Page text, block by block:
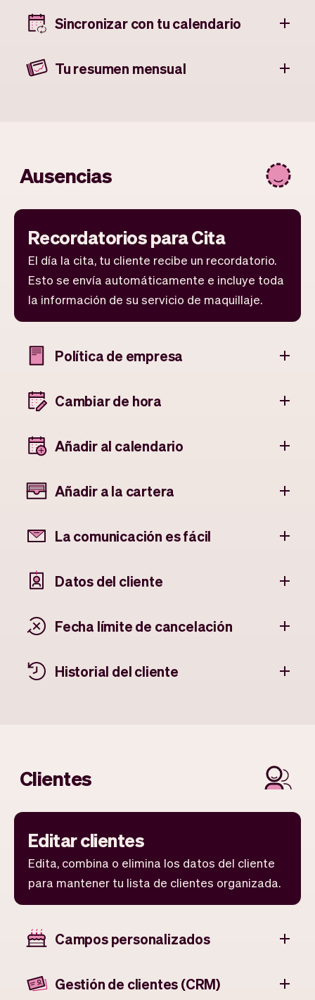
Sincronizar con tu calendario
Tu resumen mensual
Ausencias
Recordatorios para Cita
El día la cita, tu cliente recibe un recordatorio.
Esto se envía automáticamente e incluye toda
la información de su servicio de maquillaje.
Política de empresa
Cambiar de hora
Añadir al calendario
Añadir a la cartera
La comunicación es fácil
Datos del cliente
Fecha límite de cancelación
Historial del cliente
Clientes
Editar clientes
Edita, combina o elimina los datos del cliente
para mantener tu lista de clientes organizada.
Campos personalizados
Gestión de clientes (CRM)